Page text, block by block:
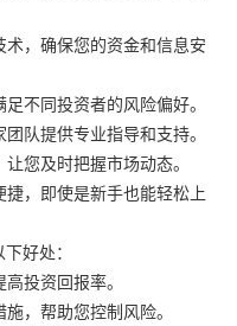
，确保您的资金和信息安
不同投资者的风险偏好。
队提供专业指导和支持。
您及时把握市场动态。
，即使是新手也能轻松上
好处：
投资回报率。
，帮助您控制风险。